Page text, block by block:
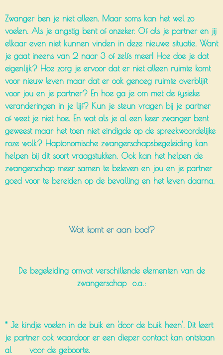
Zwanger ben je niet alleen. Maar soms kan het wel zo
voelen. Als je angstig bent of onzeker. Of als je partner en jij
elkaar even niet kunnen vinden in deze nieuwe situatie. Want
je gaat ineens van 2 naar 3 of zelfs meer! Hoe doe je dat
eigenlijk? Hoe zorg je ervoor dat er niet alleen ruimte komt
voor nieuw leven maar dat er ook genoeg ruimte overblijft
voor jou en je partner? En hoe ga je om met de fysieke
veranderingen in je lijf? Kun je steun vragen bij je partner
of weet je niet hoe. En wat als je al een keer zwanger bent
geweest maar het toen niet eindigde op de spreekwoordelijke
roze wolk? Haptonomische zwangerschapsbegeleiding kan
helpen bij dit soort vraagstukken. Ook kan het helpen de
zwangerschap meer samen te beleven en jou en je partner
goed voor te bereiden op de bevalling en het leven daarna.
Wat komt er aan bod?
De begeleiding omvat verschillende elementen van de
zwangerschap o.a.:
* Je kindje voelen in de buik en 'door de buik heen'. Dit leert
je partner ook waardoor er een dieper contact kan ontstaan
al voor de geboorte.